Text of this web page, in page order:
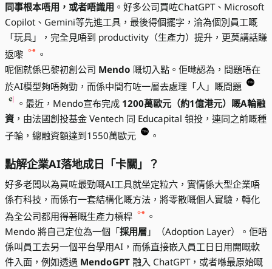
同事根本唔用，或者唔識用 。好多公司買咗ChatGPT、Microsoft
Copilot、Gemini等先進工具，最後得個擺字，淪為個別員工嘅
「玩具」，完全見唔到 productivity（生產力）提升，更莫講話賺
返嚟
。
呢個就係巴黎初創公司 Mendo 嘅切入點。佢哋認為，問題唔在
於AI模型夠唔夠勁，而係中間冇咗一層去處理「人」嘅問題
。最近，Mendo宣布完成 1200萬歐元（約1億港元）嘅A輪融
資 ，由法國創投基金 Ventech 同 Educapital 領投，連同之前嘅種
子輪，總融資額達到1550萬歐元
。
點解企業AI落地成日「卡關」？
好多老闆以為買咗最勁嘅AI工具就坐定粒六，實情係大型企業唔
係冇科技，而係冇一套結構化嘅方法，將零散嘅個人實驗，轉化
為全公司都用得著嘅生產力槓桿
。
Mendo 將自己定位為一個「採用層 」（Adoption Layer）。佢唔
係叫員工去另一個平台學用AI，而係直接嵌入員工日日用開嘅軟
件入面，例如透過 MendoGPT 融入 ChatGPT，或者喺最原始嘅